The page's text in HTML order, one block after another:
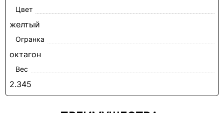
Цвет
желтый
Огранка
октагон
Вес
2.345